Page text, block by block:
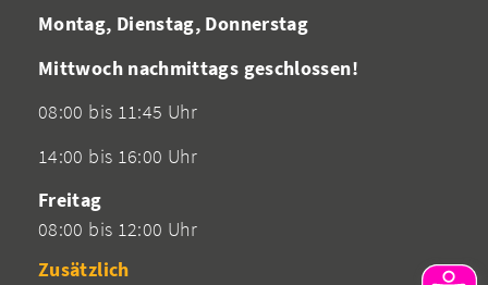
Montag, Dienstag, Donnerstag
Mittwoch nachmittags geschlossen!
08:00 bis 11:45 Uhr
14:00 bis 16:00 Uhr
Freitag
08:00 bis 12:00 Uhr
Zusätzlich